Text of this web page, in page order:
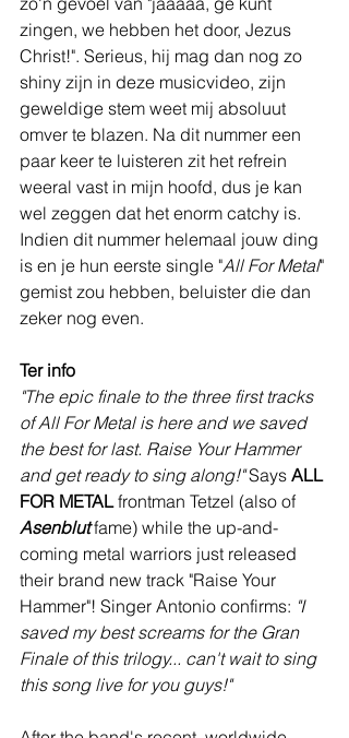
zingen, we hebben het door, Jezus
Christ!". Serieus, hij mag dan nog zo
shiny zijn in deze musicvideo, zijn
geweldige stem weet mij absoluut
omver te blazen. Na dit nummer een
paar keer te luisteren zit het refrein
weeral vast in mijn hoofd, dus je kan
wel zeggen dat het enorm catchy is.
Indien dit nummer helemaal jouw ding
is en je hun eerste single "All For Metal"
gemist zou hebben, beluister die dan
zeker nog even.
Ter info
"The epic finale to the three first tracks
of All For Metal is here and we saved
the best for last. Raise Your Hammer
and get ready to sing along!" Says ALL
FOR METAL frontman Tetzel (also of
Asenblut fame) while the up-and-
coming metal warriors just released
their brand new track "Raise Your
Hammer"! Singer Antonio confirms: "I
saved my best screams for the Gran
Finale of this trilogy... can't wait to sing
this song live for you guys!"